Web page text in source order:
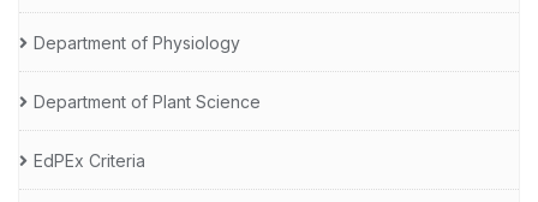
Department of Physiology
Department of Plant Science
EdPEx Criteria